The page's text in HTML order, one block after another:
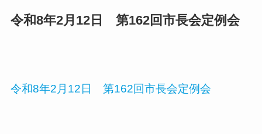
令和8年2月12日 第162回市長会定例会
令和8年2月12日 第162回市長会定例会